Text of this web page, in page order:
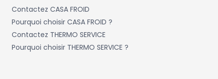
Contactez CASA FROID
Pourquoi choisir CASA FROID ?
Contactez THERMO SERVICE
Pourquoi choisir THERMO SERVICE ?